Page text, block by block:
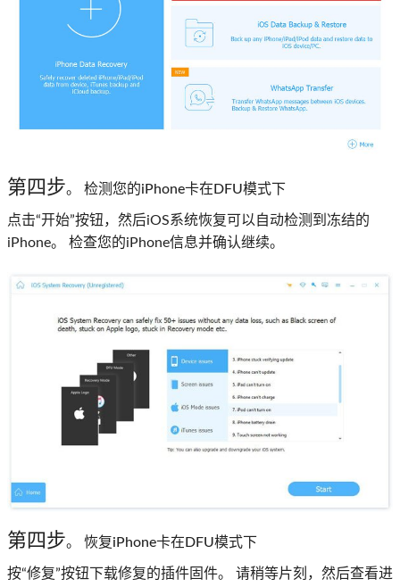
第四步。 检测您的iPhone卡在DFU模式下
点击“开始”按钮，然后iOS系统恢复可以自动检测到冻结的
iPhone。 检查您的iPhone信息并确认继续。
第四步。 恢复iPhone卡在DFU模式下
按“修复”按钮下载修复的插件固件。 请稍等片刻，然后查看进